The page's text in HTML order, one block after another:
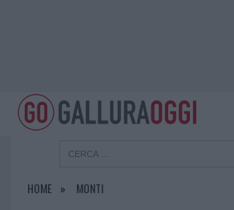
HOME MONTI